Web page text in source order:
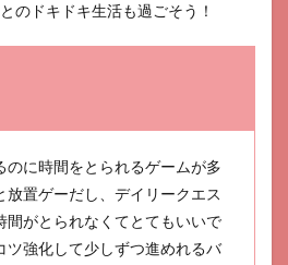
のドキドキ生活も過ごそう！
のに時間をとられるゲームが多
放置ゲーだし、デイリークエス
間がとられなくてとてもいいで
ツ強化して少しずつ進めれるバ